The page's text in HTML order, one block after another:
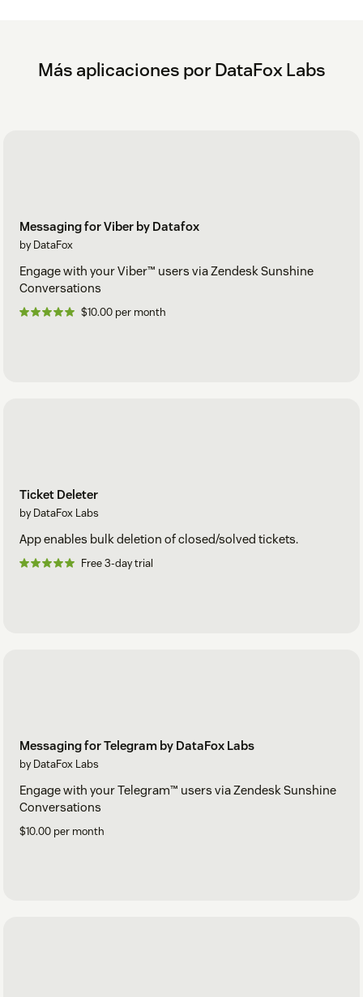
Más aplicaciones por DataFox Labs
Messaging for Viber by Datafox
by DataFox
Engage with your Viber™ users via Zendesk Sunshine
Conversations
$10.00 per month
Ticket Deleter
by DataFox Labs
App enables bulk deletion of closed/solved tickets.
Free 3-day trial
Messaging for Telegram by DataFox Labs
by DataFox Labs
Engage with your Telegram™ users via Zendesk Sunshine
Conversations
$10.00 per month